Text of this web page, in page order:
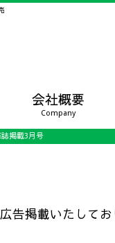
会社概要
Company
誌掲載3月号
告掲載いたしてお